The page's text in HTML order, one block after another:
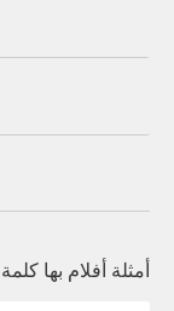
أمثلة أفلام بها كلمة Bypass